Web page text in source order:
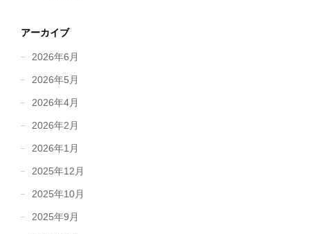
アーカイブ
2026年6月
2026年5月
2026年4月
2026年2月
2026年1月
2025年12月
2025年10月
2025年9月